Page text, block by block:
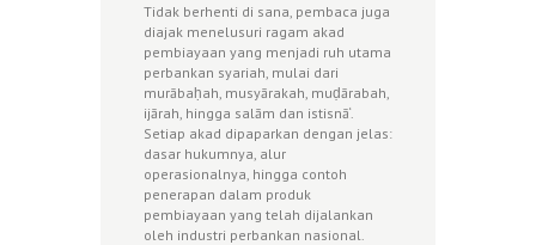
Tidak berhenti di sana, pembaca juga
diajak menelusuri ragam akad
pembiayaan yang menjadi ruh utama
perbankan syariah, mulai dari
murābaḥah, musyārakah, muḍārabah,
ijārah, hingga salām dan istisnā‘.
Setiap akad dipaparkan dengan jelas:
dasar hukumnya, alur
operasionalnya, hingga contoh
penerapan dalam produk
pembiayaan yang telah dijalankan
oleh industri perbankan nasional.